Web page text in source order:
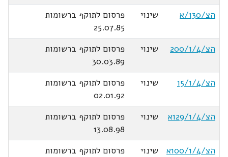
הצ/130/א
שינוי
פרסום לתוקף ברשומות
25.07.85
הצ/200/1/4
שינוי
פרסום לתוקף ברשומות
30.03.89
הצ/15/1/4
שינוי
פרסום לתוקף ברשומות
02.01.92
הצ/129/1/4א
שינוי
פרסום לתוקף ברשומות
13.08.98
הצ/100/1/4א
שינוי
פרסום לתוקף ברשומות